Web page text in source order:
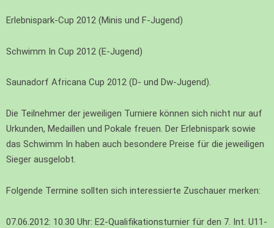
Erlebnispark-Cup 2012 (Minis und F-Jugend)
Schwimm In Cup 2012 (E-Jugend)
Saunadorf Africana Cup 2012 (D- und Dw-Jugend).
Die Teilnehmer der jeweiligen Turniere können sich nicht nur auf
Urkunden, Medaillen und Pokale freuen. Der Erlebnispark sowie
das Schwimm In haben auch besondere Preise für die jeweiligen
Sieger ausgelobt.
Folgende Termine sollten sich interessierte Zuschauer merken:
07.06.2012: 10.30 Uhr: E2-Qualifikationsturnier für den 7. Int. U11-